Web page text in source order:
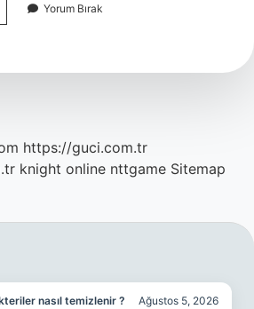
Yorum Bırak
https://guci.com.tr
knight online nttgame Sitemap
nasıl temizlenir ? Ağustos 5, 2026